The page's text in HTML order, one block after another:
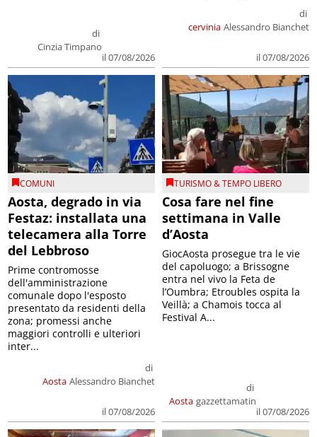
di
Cinzia Timpano
il 07/08/2026
cervinia
di
Alessandro Bianchet
il 07/08/2026
COMUNI
Aosta, degrado in via
Festaz: installata una
telecamera alla Torre
del Lebbroso
Aosta
di
Alessandro Bianchet
il 07/08/2026
Prime contromosse
dell'amministrazione
comunale dopo l'esposto
presentato da residenti della
zona; promessi anche
maggiori controlli e ulteriori
inter...
TURISMO & TEMPO LIBERO
Cosa fare nel fine
settimana in Valle
d’Aosta
Aosta
di
gazzettamatin
il 07/08/2026
GiocAosta prosegue tra le vie
del capoluogo; a Brissogne
entra nel vivo la Feta de
l’Oumbra; Etroubles ospita la
Veillà; a Chamois tocca al
Festival A...